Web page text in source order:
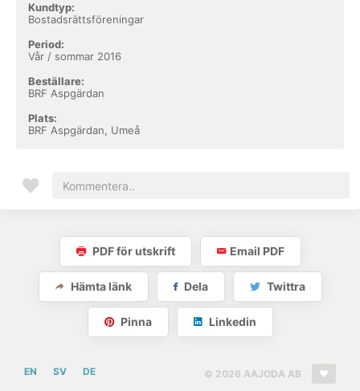
Kundtyp:
Bostadsrättsföreningar
Period:
Vår / sommar 2016
Beställare:
BRF Aspgärdan
Plats:
BRF Aspgärdan, Umeå
PDF för utskrift Email PDF
Hämta länk Dela Twittra
Pinna Linkedin
© 2026 AAJODA AB
EN SV DE